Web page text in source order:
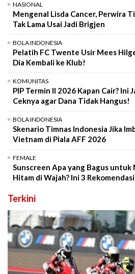
NASIONAL
Mengenal Lisda Cancer, Perwira
Tak Lama Usai Jadi Brigjen
BOLA INDONESIA
Pelatih FC Twente Usir Mees
Dia Kembali ke Klub!
KOMUNITAS
PIP Termin II 2026 Kapan Cair? Ini
Ceknya agar Dana Tidak Hangus!
BOLA INDONESIA
Skenario Timnas Indonesia Jika
Vietnam di Piala AFF 2026
FEMALE
Sunscreen Apa yang Bagus
Hitam di Wajah? Ini 3
Terkini